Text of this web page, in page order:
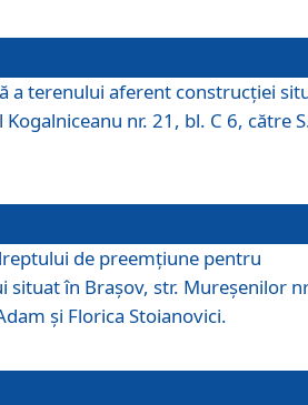
a terenului aferent construcţiei
nr. 21, bl. C 6, către
de preemţiune pentru
situat în Braşov, str. Mureşenilor
şi Florica Stoianovici.